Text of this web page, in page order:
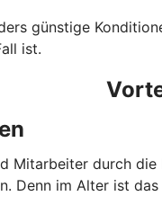
günstige
ist.
Mitarbeiter durch
Denn im Alter ist